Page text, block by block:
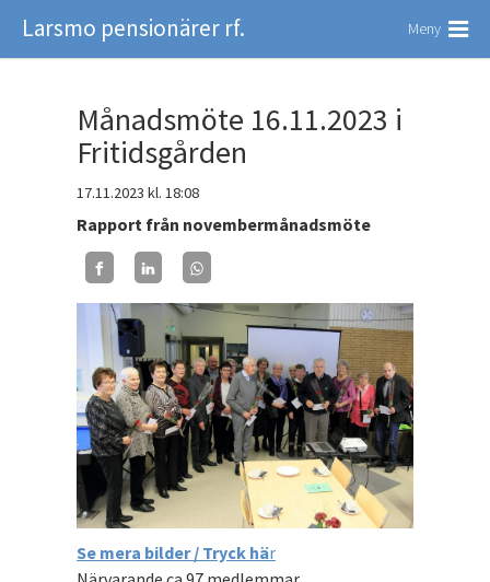
Larsmo pensionärer rf. Meny
Månadsmöte 16.11.2023 i
Fritidsgården
17.11.2023 kl. 18:08
Rapport från novembermånadsmöte
Se mera bilder / Tryck här